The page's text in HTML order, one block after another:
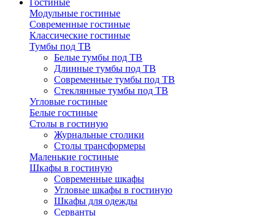
Гостиные
Модульные гостиные
Современные гостиные
Классические гостиные
Тумбы под ТВ
Белые тумбы под ТВ
Длинные тумбы под ТВ
Современные тумбы под ТВ
Стеклянные тумбы под ТВ
Угловые гостиные
Белые гостиные
Столы в гостиную
Журнальные столики
Столы трансформеры
Маленькие гостиные
Шкафы в гостиную
Современные шкафы
Угловые шкафы в гостиную
Шкафы для одежды
Серванты